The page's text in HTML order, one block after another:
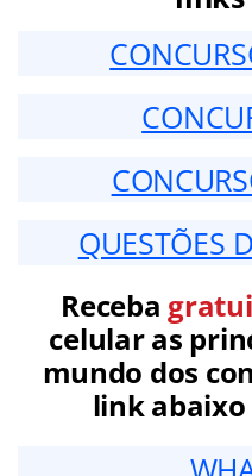
QUESTÕES
Receba
celular as
mundo dos
link abaixo